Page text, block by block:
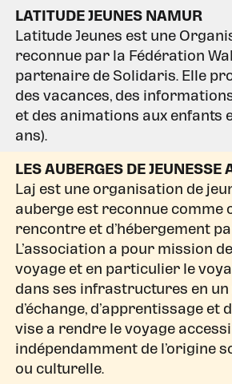
LATITUDE JEUNES NAMUR
Latitude Jeunes est une
reconnue par la Fédération
partenaire de Solidaris. Elle
des vacances, des
et des animations aux enfants
ans).
LES AUBERGES DE JEUNESSE
Laj est une organisation de
auberge est reconnue comme
rencontre et d’hébergement
L’association a pour mission
voyage et en particulier le
dans ses infrastructures en
d’échange, d’apprentissage et
vise a rendre le voyage
indépendamment de l’origine
ou culturelle.